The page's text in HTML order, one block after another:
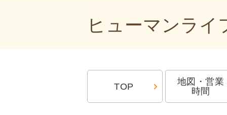
ヒューマンライ
TOP
地図・営業
時間